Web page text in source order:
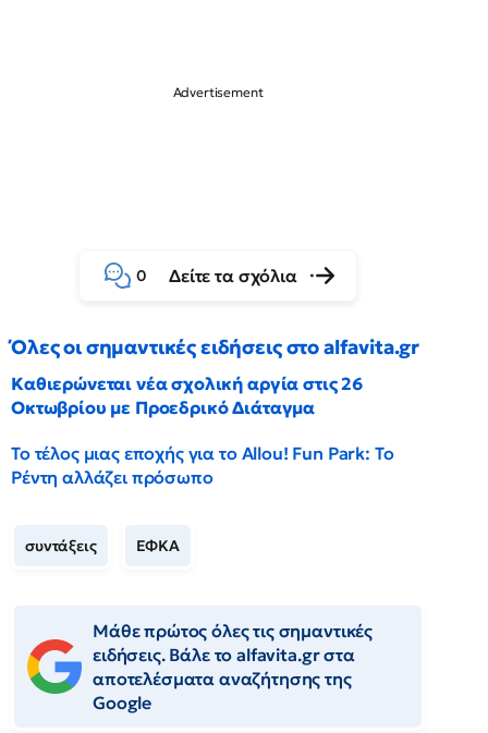
0 Δείτε τα σχόλια
Όλες οι σημαντικές ειδήσεις στο alfavita.gr
Καθιερώνεται νέα σχολική αργία στις 26
Οκτωβρίου με Προεδρικό Διάταγμα
Το τέλος μιας εποχής για το Allou! Fun Park: Το
Ρέντη αλλάζει πρόσωπο
συντάξεις ΕΦΚΑ
Μάθε πρώτος όλες τις σημαντικές
ειδήσεις. Βάλε το alfavita.gr στα
αποτελέσματα αναζήτησης της
Google